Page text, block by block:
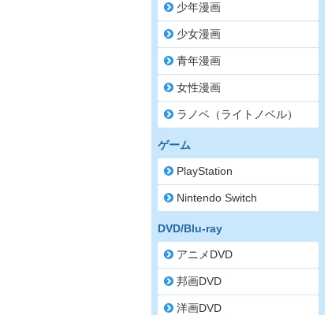
少年漫画
少女漫画
青年漫画
女性漫画
ラノベ（ライトノベル）
ゲーム
PlayStation
Nintendo Switch
DVD/Blu-ray
アニメDVD
邦画DVD
洋画DVD